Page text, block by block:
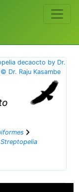
Streptopelia